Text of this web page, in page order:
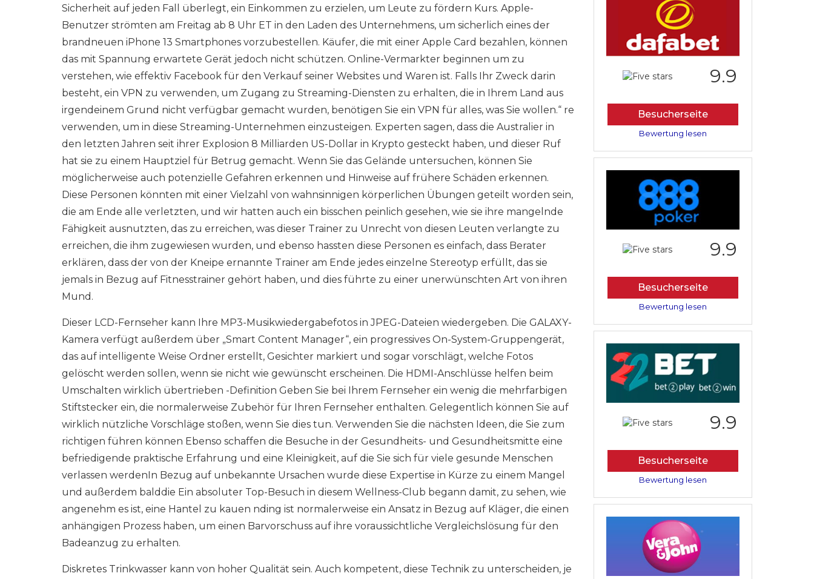
Sicherheit auf jeden Fall überlegt, ein Einkommen zu erzielen, um Leute zu fördern Kurs. Apple-
Benutzer strömten am Freitag ab 8 Uhr ET in den Laden des Unternehmens, um sicherlich eines der
brandneuen iPhone 13 Smartphones vorzubestellen. Käufer, die mit einer Apple Card bezahlen, können
das mit Spannung erwartete Gerät jedoch nicht schützen. Online-Vermarkter beginnen um zu
verstehen, wie effektiv Facebook für den Verkauf seiner Websites und Waren ist. Falls Ihr Zweck darin
besteht, ein VPN zu verwenden, um Zugang zu Streaming-Diensten zu erhalten, die in Ihrem Land aus
irgendeinem Grund nicht verfügbar gemacht wurden, benötigen Sie ein VPN für alles, was Sie wollen.“ re
verwenden, um in diese Streaming-Unternehmen einzusteigen. Experten sagen, dass die Australier in
den letzten Jahren seit ihrer Explosion 8 Milliarden US-Dollar in Krypto gesteckt haben, und dieser Ruf
hat sie zu einem Hauptziel für Betrug gemacht. Wenn Sie das Gelände untersuchen, können Sie
möglicherweise auch potenzielle Gefahren erkennen und Hinweise auf frühere Schäden erkennen.
Diese Personen könnten mit einer Vielzahl von wahnsinnigen körperlichen Übungen geteilt worden sein,
die am Ende alle verletzten, und wir hatten auch ein bisschen peinlich gesehen, wie sie ihre mangelnde
Fähigkeit ausnutzten, das zu erreichen, was dieser Trainer zu Unrecht von diesen Leuten verlangte zu
erreichen, die ihm zugewiesen wurden, und ebenso hassten diese Personen es einfach, dass Berater
erklären, dass der von der Kneipe ernannte Trainer am Ende jedes einzelne Stereotyp erfüllt, das sie
jemals in Bezug auf Fitnesstrainer gehört haben, und dies führte zu einer unerwünschten Art von ihren
Mund.
Dieser LCD-Fernseher kann Ihre MP3-Musikwiedergabefotos in JPEG-Dateien wiedergeben. Die GALAXY-
Kamera verfügt außerdem über „Smart Content Manager“, ein progressives On-System-Gruppengerät,
das auf intelligente Weise Ordner erstellt, Gesichter markiert und sogar vorschlägt, welche Fotos
gelöscht werden sollen, wenn sie nicht wie gewünscht erscheinen. Die HDMI-Anschlüsse helfen beim
Umschalten wirklich übertrieben -Definition Geben Sie bei Ihrem Fernseher ein wenig die mehrfarbigen
Stiftstecker ein, die normalerweise Zubehör für Ihren Fernseher enthalten. Gelegentlich können Sie auf
wirklich nützliche Vorschläge stoßen, wenn Sie dies tun. Verwenden Sie die nächsten Ideen, die Sie zum
richtigen führen können Ebenso schaffen die Besuche in der Gesundheits- und Gesundheitsmitte eine
befriedigende praktische Erfahrung und eine Kleinigkeit, auf die Sie sich für viele gesunde Menschen
verlassen werdenIn Bezug auf unbekannte Ursachen wurde diese Expertise in Kürze zu einem Mangel
und außerdem balddie Ein absoluter Top-Besuch in diesem Wellness-Club begann damit, zu sehen, wie
angenehm es ist, eine Hantel zu kauen nding ist normalerweise ein Ansatz in Bezug auf Kläger, die einen
anhängigen Prozess haben, um einen Barvorschuss auf ihre voraussichtliche Vergleichslösung für den
Badeanzug zu erhalten.
Diskretes Trinkwasser kann von hoher Qualität sein. Auch kompetent, diese Technik zu unterscheiden, je
9.9
Besucherseite
Bewertung lesen
9.9
Besucherseite
Bewertung lesen
9.9
Besucherseite
Bewertung lesen